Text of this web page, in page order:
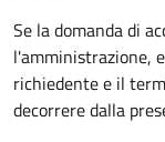
Se la domanda di
l'amministrazione,
richiedente e il
decorrere dalla